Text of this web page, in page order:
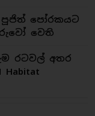
පූජිත් පෝරකයට
වෙති
රටවල් අතර